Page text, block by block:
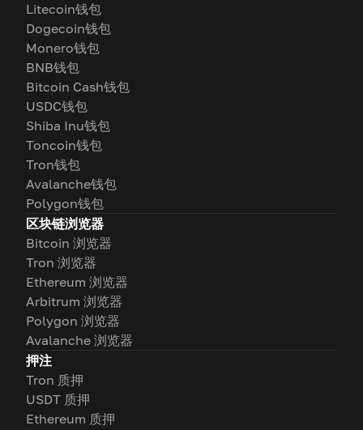
Litecoin钱包
Dogecoin钱包
Monero钱包
BNB钱包
Bitcoin Cash钱包
USDC钱包
Shiba Inu钱包
Toncoin钱包
Tron钱包
Avalanche钱包
Polygon钱包
区块链浏览器
Bitcoin 浏览器
Tron 浏览器
Ethereum 浏览器
Arbitrum 浏览器
Polygon 浏览器
Avalanche 浏览器
押注
Tron 质押
USDT 质押
Ethereum 质押